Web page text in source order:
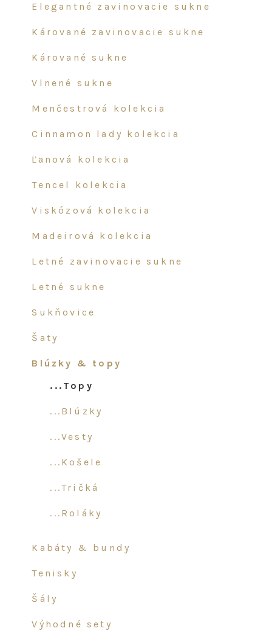
elegantné zavinovacie sukne
kárované zavinovacie sukne
kárované sukne
vlnené sukne
menčestrová kolekcia
cinnamon lady kolekcia
ľanová kolekcia
tencel kolekcia
viskózová kolekcia
madeirová kolekcia
letné zavinovacie sukne
letné sukne
sukňovice
šaty
blúzky & topy
...topy
...blúzky
...vesty
...košele
...tričká
...roláky
kabáty & bundy
tenisky
šály
výhodné sety